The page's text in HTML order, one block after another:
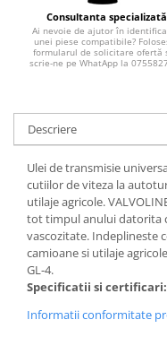
Filtre hidraulice
Filtre epurator
Sistem franare
Saboti frana
Tamburi frana
Cablu frana de mana
Suport etrier
Electrice
Bujii incandescente
Distributie
Consultanta specializată
Ai nevoie de ajutor în
unei piese compatibile?
formularul de solicitare ofertă
scrie-ne pe WhatApp la
Descriere
Ulei de transmisie
cutiilor de viteza la
utilaje agricole.
tot timpul anului datorita
vascozitate. Indeplineste
camioane si utilaje
GL-4.
Specificatii si certificari:
Informatii conformitate